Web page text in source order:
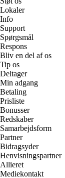
Lokaler
Info
Support
Spørgsmål
Respons
Bliv en del af os
Tip os
Deltager
Min adgang
Betaling
Prisliste
Bonusser
Redskaber
Samarbejdsform
Partner
Bidragsyder
Henvisningspartner
Allieret
Mediekontakt